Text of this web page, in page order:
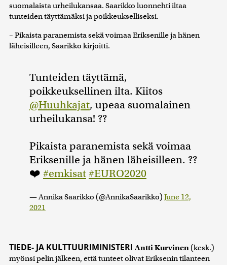
suomalaista urheilukansaa. Saarikko luonnehti iltaa
tunteiden täyttämäksi ja poikkeukselliseksi.
– Pikaista paranemista sekä voimaa Eriksenille ja hänen
läheisilleen, Saarikko kirjoitti.
Tunteiden täyttämä,
poikkeuksellinen ilta. Kiitos
@Huuhkajat, upeaa suomalainen
urheilukansa! ??
Pikaista paranemista sekä voimaa
Eriksenille ja hänen läheisilleen. ??
❤️ #emkisat#EURO2020
— Annika Saarikko (@AnnikaSaarikko) June 12,
2021
TIEDE- JA KULTTUURIMINISTERI Antti Kurvinen (kesk.)
myönsi pelin jälkeen, että tunteet olivat Eriksenin tilanteen